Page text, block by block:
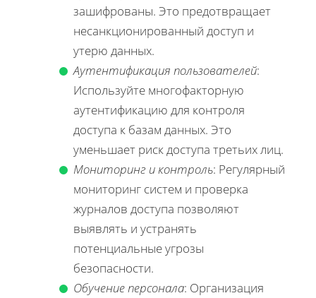
зашифрованы. Это предотвращает
несанкционированный доступ и
утерю данных.
Аутентификация пользователей:
Используйте многофакторную
аутентификацию для контроля
доступа к базам данных. Это
уменьшает риск доступа третьих лиц.
Мониторинг и контроль: Регулярный
мониторинг систем и проверка
журналов доступа позволяют
выявлять и устранять
потенциальные угрозы
безопасности.
Обучение персонала: Организация